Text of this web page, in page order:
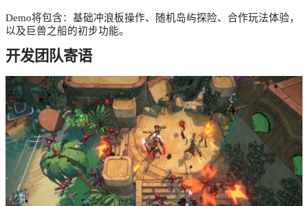
Demo将包含：基础冲浪板操作、随机岛屿探险、合作玩法体验，
以及巨兽之船的初步功能。
开发团队寄语